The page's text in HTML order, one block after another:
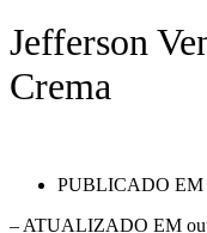
Jefferson
Crema
PUBLICADO EM
– ATUALIZADO EM